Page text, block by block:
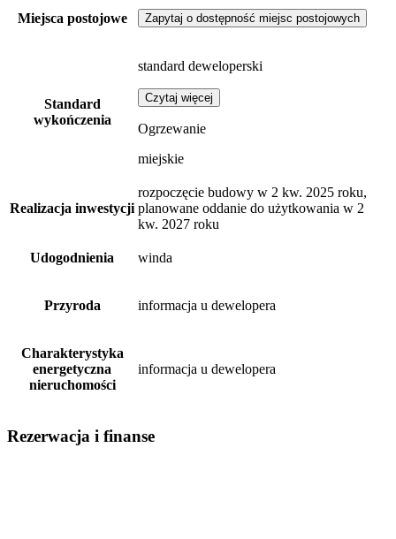
Miejsca postojowe Zapytaj o dostępność miejsc postojowych
Standard
wykończenia
standard deweloperski
Czytaj więcej
Ogrzewanie
miejskie
Realizacja inwestycji
rozpoczęcie budowy w 2 kw. 2025 roku,
planowane oddanie do użytkowania w 2
kw. 2027 roku
Udogodnienia winda
Przyroda informacja u dewelopera
Charakterystyka
energetyczna
nieruchomości
informacja u dewelopera
Rezerwacja i finanse